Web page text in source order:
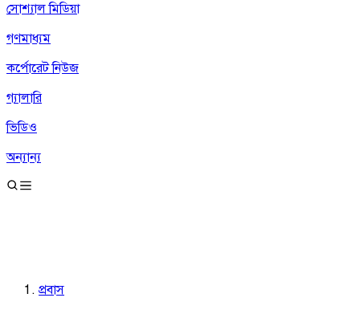
সোশ্যাল মিডিয়া
গণমাধ্যম
কর্পোরেট নিউজ
গ্যালারি
ভিডিও
অন্যান্য
প্রবাস